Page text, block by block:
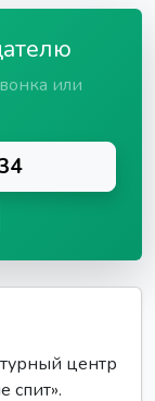
или
центр
спит».